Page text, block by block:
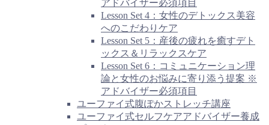
アドバイザー必須項目
Lesson Set 4：女性のデトックス美容
へのこだわりケア
Lesson Set 5：産後の疲れを癒すデト
ックス＆リラックスケア
Lesson Set 6：コミュニケーション理
論と女性のお悩みに寄り添う提案 ※
アドバイザー必須項目
ユーファイ式腹ぽかストレッチ講座
ユーファイ式セルフケアアドバイザー養成